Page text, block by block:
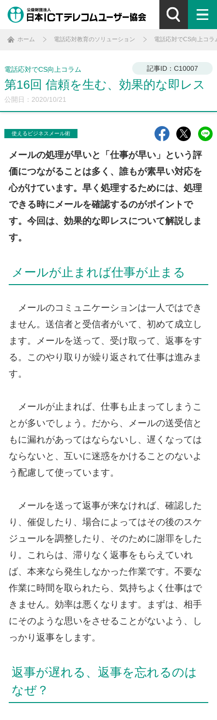
ホーム 電話応対教育のソリューション 電話応対でCS向上コラ
電話応対でCS向上コラム
第16回 信頼を生む、効果的な即レス
記事ID：C10007
公開日：2020/10/21
使えるビジネスメール術
メールの処理が早いと「仕事が早い」という評
価につながることは多く、誰もが素早い対応を
心がけています。早く処理するためには、処理
できる時にメールを確認するのがポイントで
す。今回は、効果的な即レスについて解説しま
す。
メールが止まれば仕事が止まる
メールのコミュニケーションは一人ではでき
ません。送信者と受信者がいて、初めて成立し
ます。メールを送って、受け取って、返事をす
る。このやり取りが繰り返されて仕事は進みま
す。
メールが止まれば、仕事も止まってしまうこ
とが多いでしょう。だから、メールの送受信と
もに漏れがあってはならないし、遅くなっては
ならないと、互いに迷惑をかけることのないよ
う配慮して使っています。
メールを送って返事が来なければ、確認した
り、催促したり、場合によってはその後のスケ
ジュールを調整したり、そのために謝罪をした
り。これらは、滞りなく返事をもらえていれ
ば、本来なら発生しなかった作業です。不要な
作業に時間を取られたら、気持ちよく仕事はで
きません。効率は悪くなります。まずは、相手
にそのような思いをさせることがないよう、し
っかり返事をします。
返事が遅れる、返事を忘れるのは
なぜ？